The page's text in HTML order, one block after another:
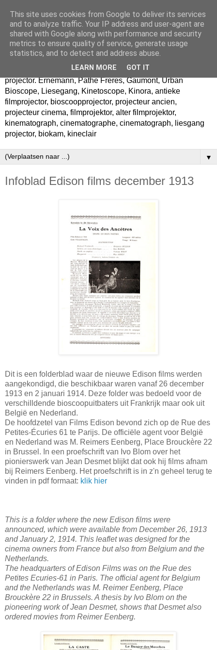
Cinegraphica
Verzameling oude filmprojectoren . Filmprojector. Un
collection des anciens projecteurs cinema. Projecteur
cinema A collection of vintage movie projectors. Movie
projector. Ernemann, Pathe Freres, Gaumont, Urban
Bioscope, Liesegang, Kinetoscope, Kinora, antieke
filmprojector, bioscoopprojector, projecteur ancien,
projecteur cinema, filmprojektor, alter filmprojektor,
kinematograph, cinematographe, cinematograph, liesgang
projector, biokam, kineclair
▼
Infoblad Edison films december 1913
Dit is een folderblad waar de nieuwe Edison films werden
aangekondigd, die beschikbaar waren vanaf 26 december
1913 en 2 januari 1914. Deze folder was bedoeld voor de
verschilldende bioscoopuitbaters uit Frankrijk maar ook uit
België en Nederland.
De hoofdzetel van Films Edison bevond zich op de Rue des
Petites-Écuries 61 te Parijs. De officiële agent voor België
en Nederland was M. Reimers Eenberg, Place Brouckère 22
in Brussel. In een proefschrift van Ivo Blom over het
pionierswerk van Jean Desmet blijkt dat ook hij films afnam
bij Reimers Eenberg. Het proefschrift is in z'n geheel terug te
vinden in pdf formaat: klik hier
This is a folder where the new Edison films were
announced, which were available from December 26, 1913
and January 2, 1914. This leaflet was designed for the
cinema owners from France but also from Belgium and the
Netherlands.
The headquarters of Edison Films was on the Rue des
Petites Ecuries-61 in Paris. The official agent for Belgium
and the Netherlands was M. Reimer Eenberg, Place
Brouckère 22 in Brussels. A thesis by Ivo Blom on the
pioneering work of Jean Desmet, shows that Desmet also
ordered movies from Reimer Eenberg.
This site uses cookies from Google to deliver its services
and to analyze traffic. Your IP address and user-agent are
shared with Google along with performance and security
metrics to ensure quality of service, generate usage
statistics, and to detect and address abuse.
LEARN MORE GOT IT